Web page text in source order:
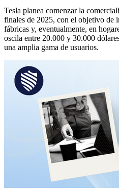
Tesla planea comenzar la
finales de 2025, con el objetivo de
fábricas y, eventualmente, en
oscila entre 20.000 y 30.000
una amplia gama de usuarios.